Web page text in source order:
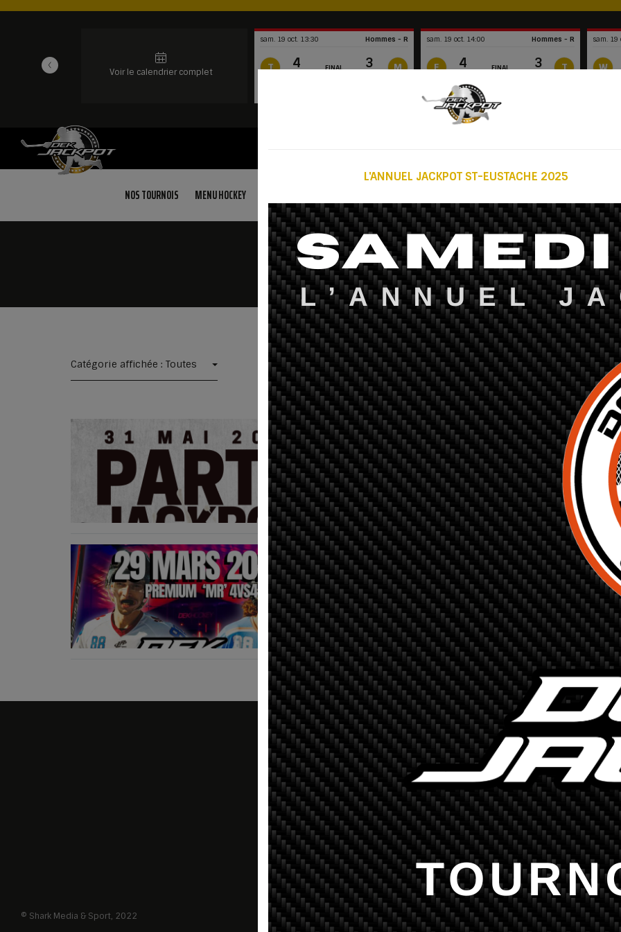
L'ANNUEL JACKPOT ST-EUSTACHE 2025
Voir le calendrier complet
sam. 19 oct. 13:30 Hommes - R
T 4 FINAL 3 M
sam. 19 oct. 14:00 Hommes - R
E 4 FINAL 3 T
Granby No.2
sam. 19
W
NOS TOURNOIS MENU HOCKEY
ACTUALITÉS
Catégorie affichée : Toutes
DIMANCHE 16 MAR 2025 - 19:04 N / C
Les Party Jackpot est de retour pour sa 2e édition
SAMEDI 18 JAN 2025 - 3:06 N / C
PREMIUM MR: Le 29 Mars 2025 - Jusqu'à 3000$ en
© Shark Media & Sport, 2022